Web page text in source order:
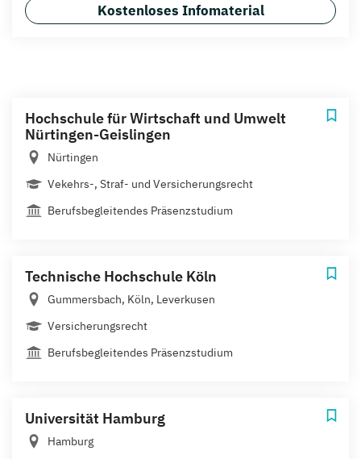
Kostenloses Infomaterial
Hochschule für Wirtschaft und Umwelt
Nürtingen-Geislingen
Nürtingen
Vekehrs-, Straf- und Versicherungsrecht
Berufsbegleitendes Präsenzstudium
Technische Hochschule Köln
Gummersbach, Köln, Leverkusen
Versicherungsrecht
Berufsbegleitendes Präsenzstudium
Universität Hamburg
Hamburg